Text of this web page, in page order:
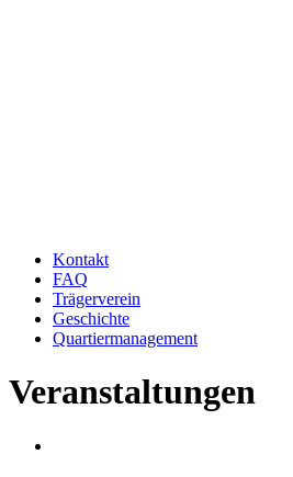
Kontakt
FAQ
Trägerverein
Geschichte
Quartiermanagement
Veranstaltungen